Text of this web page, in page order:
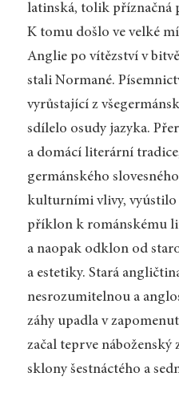
latinská, tolik příznačná
K tomu došlo ve velké
Anglie po vítězství v
stali Normané.
vyrůstající z
sdílelo osudy jazyka.
a domácí literární
germánského
kulturními vlivy, vyústilo
příklon k románskému
a naopak odklon od
a estetiky. Stará
nesrozumitelnou a
záhy upadla v
začal teprve náboženský
sklony šestnáctého a